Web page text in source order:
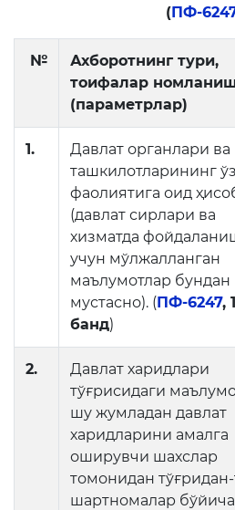
Очиқ мажлислар
режалари
Таълим
Таълимга доир
Kelajak markazi
Ҳисоботлар
Интерактив
1-синфга қабул
Электрон
Рақамли кутубхона
Ягона электрон
(ПФ-
№
Ахборотнинг тури,
тоифалар
(параметрлар)
1.
Давлат органлари ва
ташкилотларининг ўз
фаолиятига оид
(давлат сирлари ва
хизматда
учун мўлжалланган
маълумотлар бундан
мустасно). (ПФ-6247,
банд)
2.
Давлат харидлари
тўғрисидаги
шу жумладан давлат
харидларини амалга
оширувчи шахслар
томонидан
шартномалар бўйича